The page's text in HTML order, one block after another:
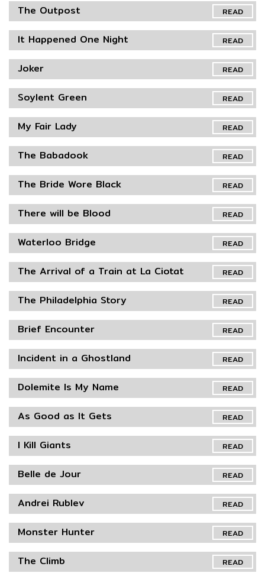
READ
The Outpost
READ
It Happened One Night
READ
Joker
READ
Soylent Green
READ
My Fair Lady
READ
The Babadook
READ
The Bride Wore Black
READ
There will be Blood
READ
Waterloo Bridge
READ
The Arrival of a Train at La Ciotat
READ
The Philadelphia Story
READ
Brief Encounter
READ
Incident in a Ghostland
READ
Dolemite Is My Name
READ
As Good as It Gets
READ
I Kill Giants
READ
Belle de Jour
READ
Andrei Rublev
READ
Monster Hunter
READ
The Climb